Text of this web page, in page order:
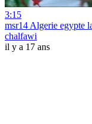
3:15
msr14 Algerie egypte
chalfawi
il y a 17 ans